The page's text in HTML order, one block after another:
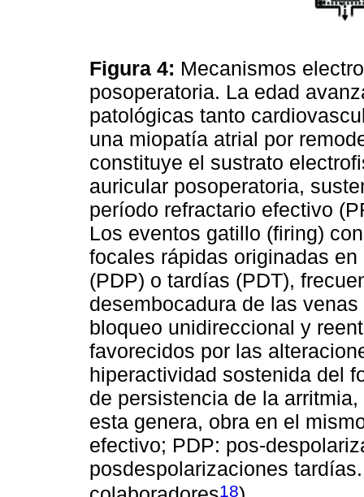
Figura 4: Mecanismos
posoperatoria. La edad
patológicas tanto
una miopatía atrial por
constituye el sustrato
auricular posoperatoria,
período refractario efectivo
Los eventos gatillo (firing)
focales rápidas originadas
(PDP) o tardías (PDT),
desembocadura de las
bloqueo unidireccional y
favorecidos por las
hiperactividad sostenida del
de persistencia de la
esta genera, obra en el
efectivo; PDP: pos-
posdespolarizaciones
18